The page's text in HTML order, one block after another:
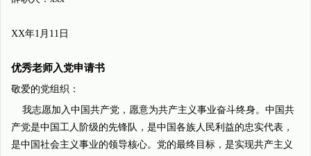
XX年1月11日
优秀老师入党申请书
敬爱的党组织：
我志愿加入中国共产党，愿意为共产主义事业奋斗终身。中国共
产党是中国工人阶级的先锋队，是中国各族人民利益的忠实代表，
是中国社会主义事业的领导核心。党的最终目标，是实现共产主义